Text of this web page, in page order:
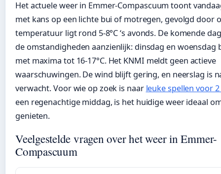
Het actuele weer in Emmer-Compascuum toont
met kans op een lichte bui of motregen, gevolgd door
temperatuur ligt rond 5-8°C ‘s avonds. De komende
de omstandigheden aanzienlijk: dinsdag en woensdag
met maxima tot 16-17°C. Het KNMI meldt geen actieve
waarschuwingen. De wind blijft gering, en neerslag is
verwacht. Voor wie op zoek is naar leuke spellen voor
een regenachtige middag, is het huidige weer ideaal
genieten.
Veelgestelde vragen over het weer in Emmer-
Compascuum